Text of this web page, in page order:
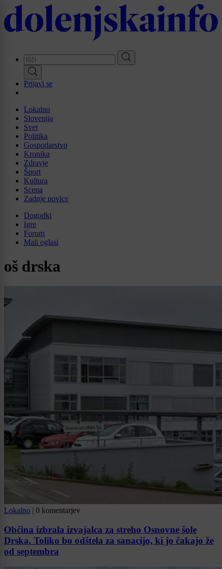
Skip
to
main
Prijavi se
Lokalno
Slovenija
Svet
Politika
Gospodarstvo
Kronika
Zdravje
Šport
Kultura
Scena
Zadnje novice
Dogodki
Igre
Forum
Mali oglasi
oš drska
Lokalno 0 komentarjev
Občina izbrala izvajalca za streho Osnovne šole
Drska. Toliko bo odštela za sanacijo, ki jo čakajo že
od septembra